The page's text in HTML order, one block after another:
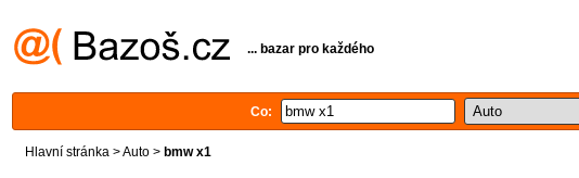
... bazar pro každého
Co:
Hlavní stránka >Auto > bmw x1